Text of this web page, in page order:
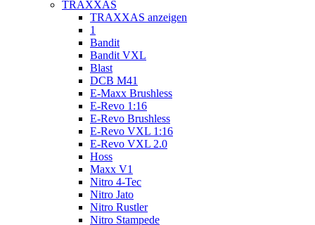
TRAXXAS
TRAXXAS anzeigen
1
Bandit
Bandit VXL
Blast
DCB M41
E-Maxx Brushless
E-Revo 1:16
E-Revo Brushless
E-Revo VXL 1:16
E-Revo VXL 2.0
Hoss
Maxx V1
Nitro 4-Tec
Nitro Jato
Nitro Rustler
Nitro Stampede